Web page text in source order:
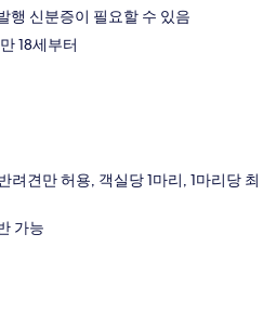
행 신분증이 필요할 수 있음
18세부터
려견만 허용, 객실당 1마리, 1마리당 최
가능